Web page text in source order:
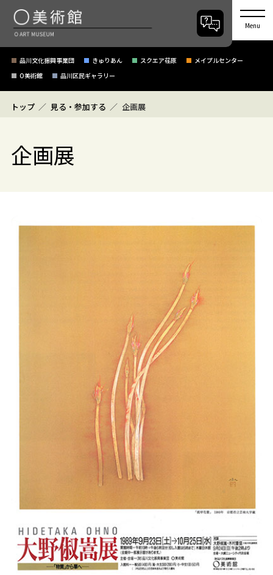
Menu
品川文化振興事業団 きゅりあん スクエア荏原
メイプルセンター
O美術館
品川区民ギャラリー
トップ 見る・参加する 企画展
企画展